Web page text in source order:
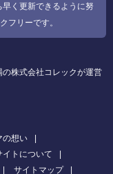
く更新できるように努
フリーです。
株式会社コレックが運営
の想い
トについて
サイトマップ